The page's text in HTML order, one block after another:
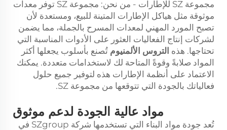
مجموعة SZ للإطارات - من نحن: مجموعة SZ توفر معدات
موثوقة مثل هياكل الإطارات المتينة للبيع، ومستعدة لأن
تصبح المورد المهني لمعدات المسرح بالجملة، مما يضمن
لشركات إنتاج الفعاليات العثور على الأدوات المناسبة التي
تحتاجها. هذه التروس الألمنيوم تُصنع بأسلوب يجعلها أكثر
المواد صلابةً وقوةً المتاحة لك لاستخدامات متعددة. يمكنك
الاعتماد على أنظمة الإطارات هذه لتوفير جميع حلول
فعالياتك بالجودة التي تتوقعها من مجموعة SZ.
مواد عالية الجودة لدعم موثوق
تُعد جودة مواد البناء التي تستخدمها شركة SZgroup في